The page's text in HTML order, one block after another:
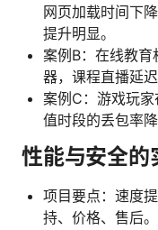
网页加载时间下
提升明显。
案例B：在线教
器，课程直播延
案例C：游戏玩
值时段的丢包率
性能与安全的
项目要点：速度
持、价格、售后。